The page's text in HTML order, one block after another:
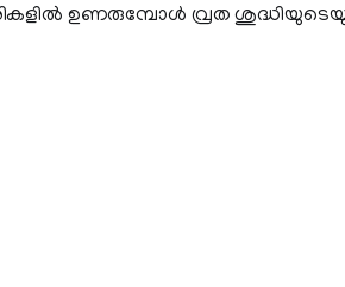
ഉണരുമ്പോള്‍ വ്രത ശുദ്ധിയുടെയും